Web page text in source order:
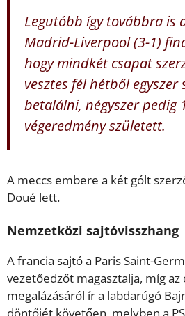
Legutóbb így továbbra is
Madrid-Liverpool (3-1)
hogy mindkét csapat
vesztes fél hétből
betalálni, négyszer pedig
végeredmény született.
A meccs embere a két gólt
Doué lett.
Nemzetközi sajtóvisszhang
A francia sajtó a Paris Saint-
vezetőedzőt magasztalja, míg az
megalázásáról ír a labdarúgó